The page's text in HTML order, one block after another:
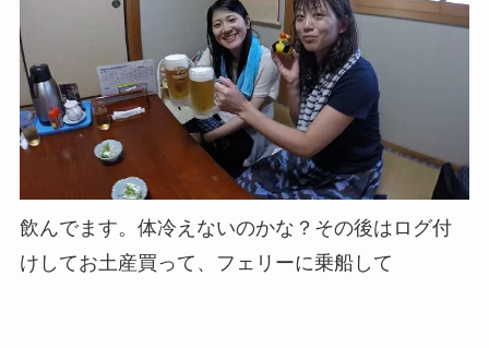
飲んでます。体冷えないのかな？その後はログ付
けしてお土産買って、フェリーに乗船して